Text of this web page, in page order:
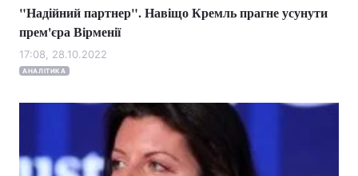
"Надійний партнер". Навіщо Кремль прагне усунути
прем'єра Вірменії
17:08, 28.10.2022
АНАЛІТИКА